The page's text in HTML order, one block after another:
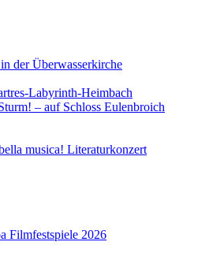
der Überwasserkirche
Labyrinth-Heimbach
– auf Schloss Eulenbroich
musica! Literaturkonzert
Filmfestspiele 2026